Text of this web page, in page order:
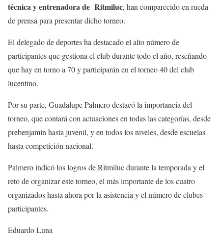
técnica y entrenadora de Ritmiluc, han comparecido en rueda
de prensa para presentar dicho torneo.
El delegado de deportes ha destacado el alto número de
participantes que gestiona el club durante todo el año, reseñando
que hay en torno a 70 y participarán en el torneo 40 del club
lucentino.
Por su parte, Guadalupe Palmero destacó la importancia del
torneo, que contará con actuaciones en todas las categorías, desde
prebenjamín hasta juvenil, y en todos los niveles, desde escuelas
hasta competición nacional.
Palmero indicó los logros de Ritmiluc durante la temporada y el
reto de organizar este torneo, el más importante de los cuatro
organizados hasta ahora por la asistencia y el número de clubes
participantes.
Eduardo Luna